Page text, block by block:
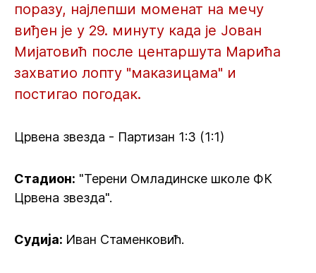
поразу, најлепши моменат на мечу
виђен је у 29. минуту када је Јован
Мијатовић после центаршута Марића
захватио лопту "маказицама" и
постигао погодак.
Црвена звезда - Партизан 1:3 (1:1)
Стадион: "Терени Омладинске школе ФК
Црвена звезда".
Судија: Иван Стаменковић.